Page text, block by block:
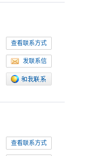
查看联系方式
发联系信
查看联系方式